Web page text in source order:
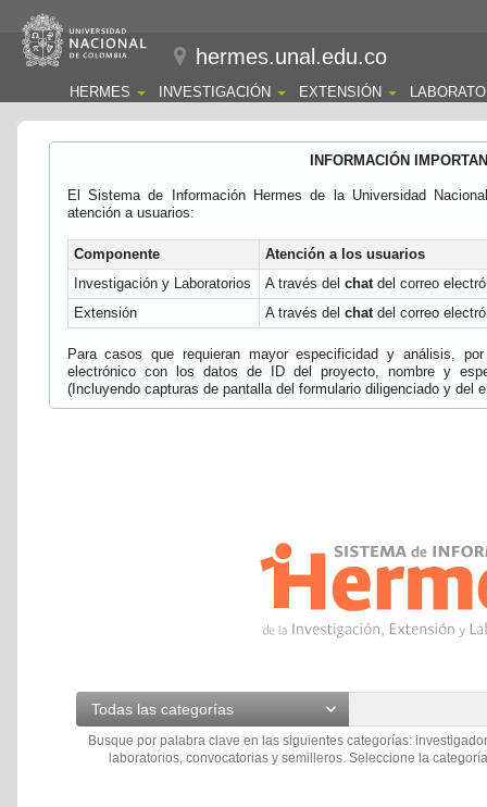
hermes.unal.edu.co
HERMES INVESTIGACIÓN EXTENSIÓN
INFORMACIÓN
El Sistema de Información Hermes de la Universidad
atención a usuarios:
Componente
Atención a los usuarios
Investigación y Laboratorios
A través del chatdel correo
Extensión
A través del chatdel correo
Para casos que requieran mayor especificidad y análisis,
electrónico con los datos de ID del proyecto, nombre y
(Incluyendo capturas de pantalla del formulario diligenciado y del
Todas las categorías
Busque por palabra clave en las siguientes categorías:
laboratorios, convocatorias y semilleros. Seleccione la